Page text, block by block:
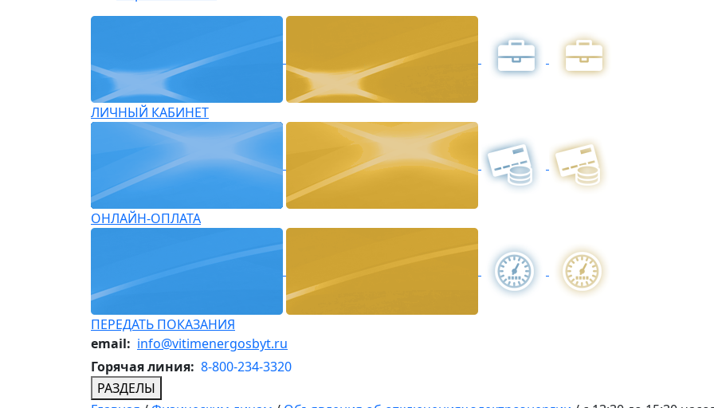
ЛИЧНЫЙ КАБИНЕТ
ОНЛАЙН-ОПЛАТА
ПЕРЕДАТЬ ПОКАЗАНИЯ
email: info@vitimenergosbyt.ru
Горячая линия: 8-800-234-3320
РАЗДЕЛЫ